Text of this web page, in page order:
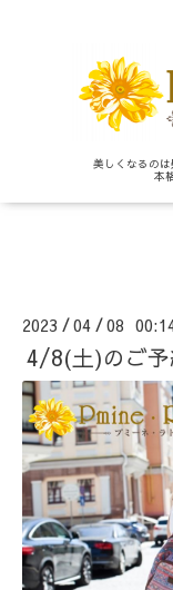
美しくなるの
本
2023 /04 /08
4/8(土)のご予